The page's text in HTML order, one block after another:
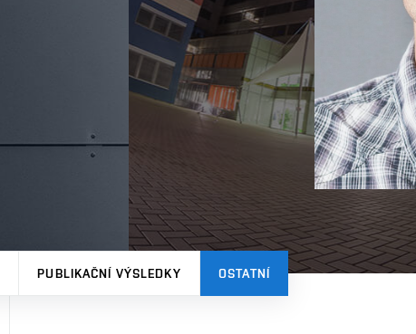
PUBLIKAČNÍ VÝSLEDKY OSTATNÍ